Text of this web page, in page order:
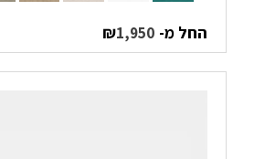
החל מ- ₪1,950